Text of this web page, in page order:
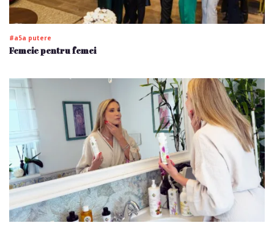
#a5a putere
Femeie pentru femei